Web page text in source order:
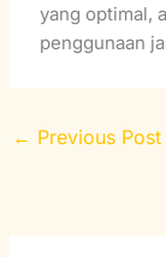
yang optimal,
penggunaan
← Previous Post